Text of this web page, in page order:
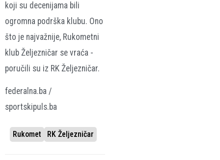
koji su decenijama bili
ogromna podrška klubu. Ono
što je najvažnije, Rukometni
klub Željezničar se vraća -
poručili su iz RK Željezničar.
federalna.ba /
sportskipuls.ba
Rukomet RK Željezničar